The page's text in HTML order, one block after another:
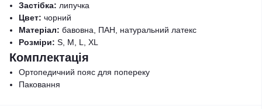
Застібка: липучка
Цвет: чорний
Матеріал: бавовна, ПАН, натуральний латекс
Розміри: S, M, L, XL
Комплектація
Ортопедичний пояс для попереку
Паковання